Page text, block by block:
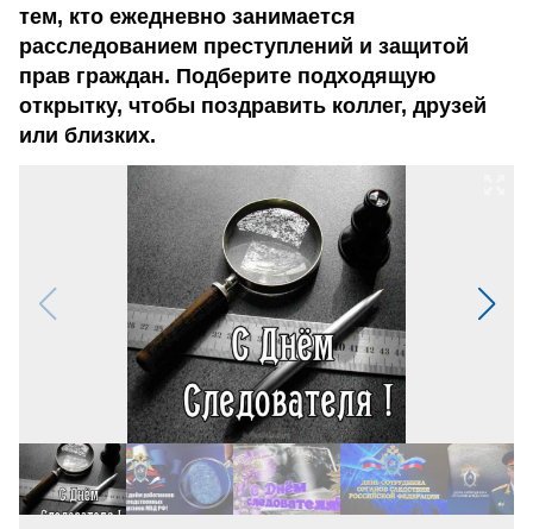
тем, кто ежедневно занимается
расследованием преступлений и защитой
прав граждан. Подберите подходящую
открытку, чтобы поздравить коллег, друзей
или близких.